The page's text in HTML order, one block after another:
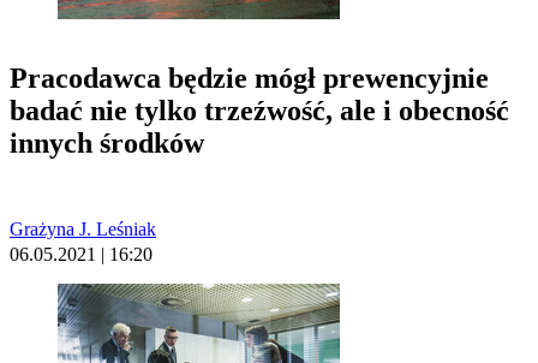
Pracodawca będzie mógł prewencyjnie
badać nie tylko trzeźwość, ale i obecność
innych środków
Grażyna J. Leśniak
06.05.2021 | 16:20